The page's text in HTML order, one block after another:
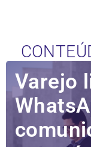
Varejo